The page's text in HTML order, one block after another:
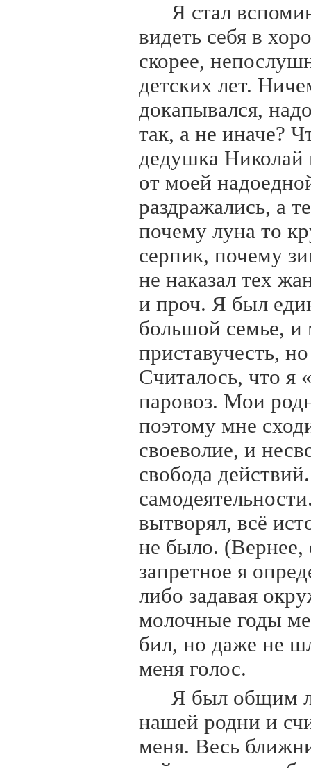
Я стал
видеть себя в
скорее,
детских лет.
докапывался,
так, а не иначе?
дедушка Николай
от моей
раздражались, а
почему луна то
серпик, почему
не наказал тех
и проч. Я был
большой семье, и
приставучесть,
Считалось, что я
паровоз. Мои
поэтому мне
своеволие, и
свобода
вытворял, всё
не было. (Вернее,
запретное я
либо задавая
молочные годы
бил, но даже не
меня голос.
Я был общим
нашей родни и
меня. Весь